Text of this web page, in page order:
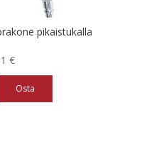
pikaistukalla
€
Osta